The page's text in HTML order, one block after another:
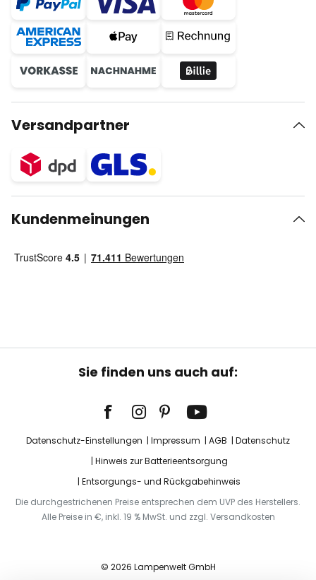
Versandpartner
Kundenmeinungen
Sie finden uns auch auf:
Datenschutz-Einstellungen Impressum AGB
Datenschutz
Hinweis zur Batterieentsorgung
Entsorgungs- und Rückgabehinweis
Die durchgestrichenen Preise entsprechen dem UVP des Herstellers.
Alle Preise in €, inkl. 19 % MwSt. und zzgl. Versandkosten
© 2026 Lampenwelt GmbH